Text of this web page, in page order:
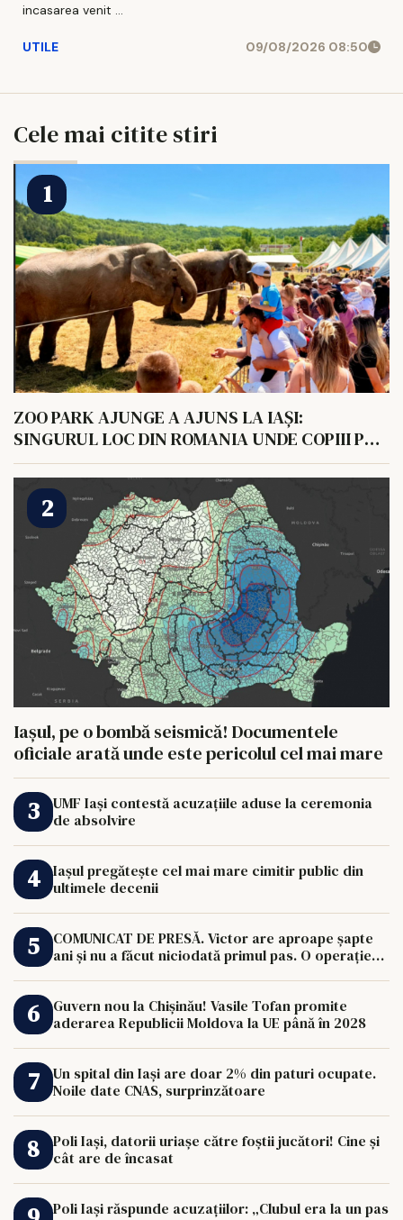
incasarea venit ...
UTILE 09/08/2026 08:50
Cele mai citite stiri
ZOO PARK AJUNGE A AJUNS LA IAȘI:
SINGURUL LOC DIN ROMANIA UNDE COPIII POT
HRANI UN ELEFANT
Iașul, pe o bombă seismică! Documentele
oficiale arată unde este pericolul cel mai mare
UMF Iași contestă acuzațiile aduse la ceremonia
de absolvire
Iașul pregătește cel mai mare cimitir public din
ultimele decenii
COMUNICAT DE PRESĂ. Victor are aproape șapte
ani și nu a făcut niciodată primul pas. O operație
Guvern nou la Chișinău! Vasile Tofan promite
aderarea Republicii Moldova la UE până în 2028
Un spital din Iași are doar 2% din paturi ocupate.
Noile date CNAS, surprinzătoare
Poli Iași, datorii uriașe către foștii jucători! Cine și
cât are de încasat
Poli Iași răspunde acuzațiilor: „Clubul era la un pas